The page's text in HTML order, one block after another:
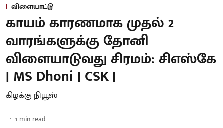
விளையாட்டு
காயம் காரணமாக முதல் 2
வாரங்களுக்கு தோனி
விளையாடுவது சிரமம்: சிஎஸ்கே
| MS Dhoni | CSK |
கிழக்கு நியூஸ்
1 min read